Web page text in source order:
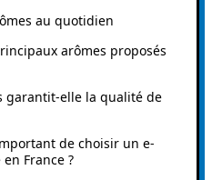
au quotidien
arômes proposés
garantit-elle la qualité de
de choisir un e-
France ?